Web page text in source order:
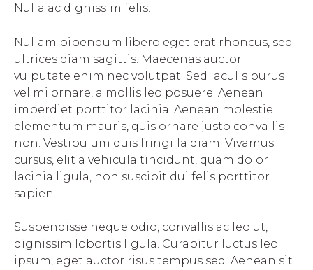
Nulla ac dignissim felis.
Nullam bibendum libero eget erat rhoncus, sed
ultrices diam sagittis. Maecenas auctor
vulputate enim nec volutpat. Sed iaculis purus
vel mi ornare, a mollis leo posuere. Aenean
imperdiet porttitor lacinia. Aenean molestie
elementum mauris, quis ornare justo convallis
non. Vestibulum quis fringilla diam. Vivamus
cursus, elit a vehicula tincidunt, quam dolor
lacinia ligula, non suscipit dui felis porttitor
sapien.
Suspendisse neque odio, convallis ac leo ut,
dignissim lobortis ligula. Curabitur luctus leo
ipsum, eget auctor risus tempus sed. Aenean sit